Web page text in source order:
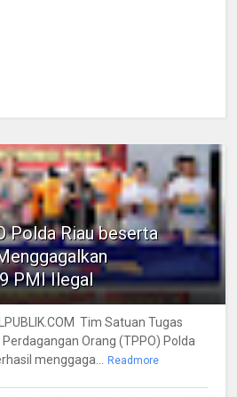
Polda Riau beserta
PMI Ilegal
Tim Satuan Tugas
Orang (TPPO) Polda
menggaga...
Readmore